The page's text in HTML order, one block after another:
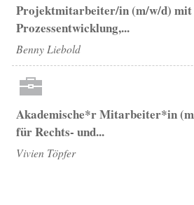
Projektmitarbeiter/in (m/w/d) mit
Prozessentwicklung,...
Benny Liebold
Akademische*r Mitarbeiter*in
für Rechts- und...
Vivien Töpfer